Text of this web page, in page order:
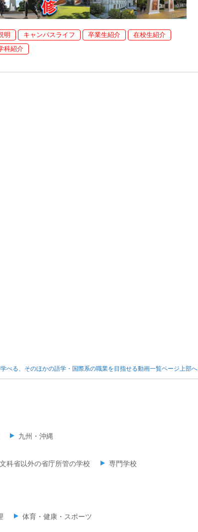
明 キャンパスライフ 卒業生紹介
在校生紹介
科紹介
べる、そのほかの語学・国際系の職業を目指せる動画一覧ページ上部へ
九州・沖縄
文科省以外の省庁所管の学校
専門学校
体育・健康・スポーツ